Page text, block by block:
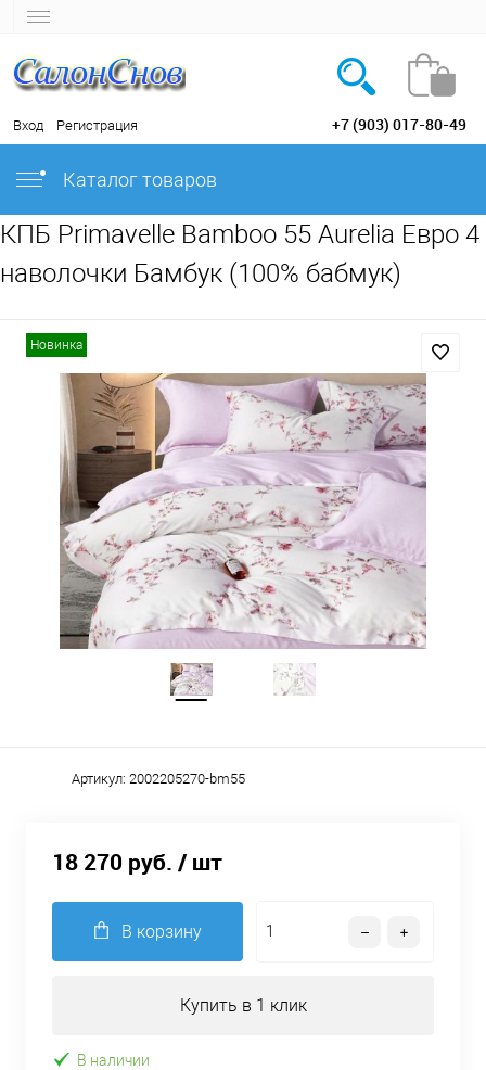
Вход Регистрация +7 (903) 017-80-49
Каталог товаров
КПБ Primavelle Bamboo 55 Aurelia Евро 4
наволочки Бамбук (100% бабмук)
Новинка
Артикул: 2002205270-bm55
18 270 руб. / шт
В корзину
Купить в 1 клик
В наличии